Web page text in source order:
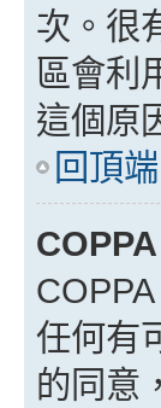
次。很
區會利
這個原
回頂端
任何有
的同意